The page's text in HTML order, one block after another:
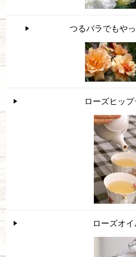
つるバラでもや
ローズヒッ
ローズオイ